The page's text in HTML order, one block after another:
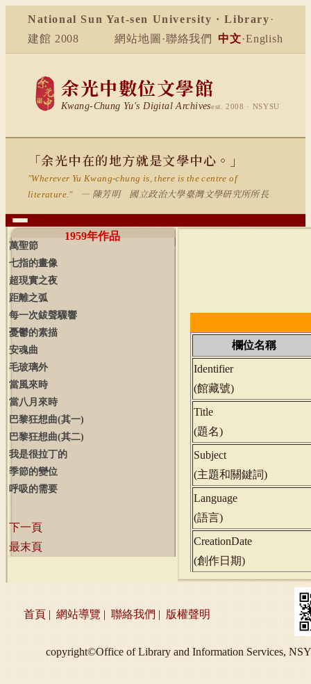
National Sun Yat-sen University · Library ·
建館 2008
網站地圖 ·聯絡我們 中文·English
余光中數位文學館
Kwang-Chung Yu's Digital Archivesest. 2008 · NSYSU
「余光中在的地方就是文學中心。」
"Wherever Yu Kwang-chung is, there is the centre of
literature."
— 陳芳明 國立政治大學臺灣文學研究所所長
1959年作品
萬聖節
七指的畫像
超現實之夜
距離之弧
每一次鈸聲驟響
憂鬱的素描
安魂曲
毛玻璃外
當風來時
當八月來時
巴黎狂想曲(其一)
巴黎狂想曲(其二)
我是很拉丁的
季節的變位
呼吸的需要
下一頁
最末頁
欄位名稱
Identifier
(館藏號)
Title
(題名)
Subject
(主題和關鍵詞)
Language
(語言)
CreationDate
(創作日期)
首頁 | 網站導覽 | 聯絡我們 | 版權聲明
copyright©Office of Library and Information Services,